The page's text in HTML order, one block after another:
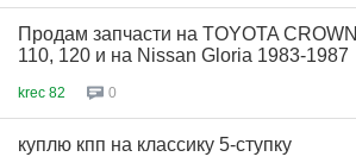
Продам запчасти на TOYOTA CROWN
110, 120 и на Nissan Gloria 1983-1987
krec 82 0
куплю кпп на классику 5-ступку